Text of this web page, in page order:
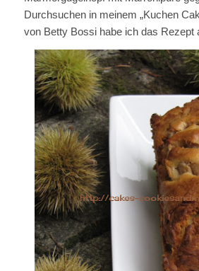
Durchsuchen in meinem „Kuchen
von Betty Bossi habe ich das Rezept